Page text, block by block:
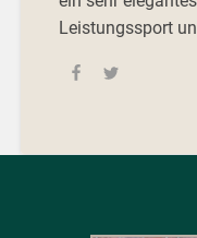
Leistungssport